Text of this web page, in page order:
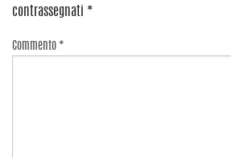
contrassegnati *
Commento *